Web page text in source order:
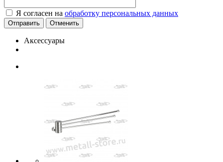
Я согласен на обработку персональных данных
Отменить
Аксессуары